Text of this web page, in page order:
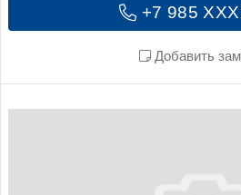
+7 985
Добавить